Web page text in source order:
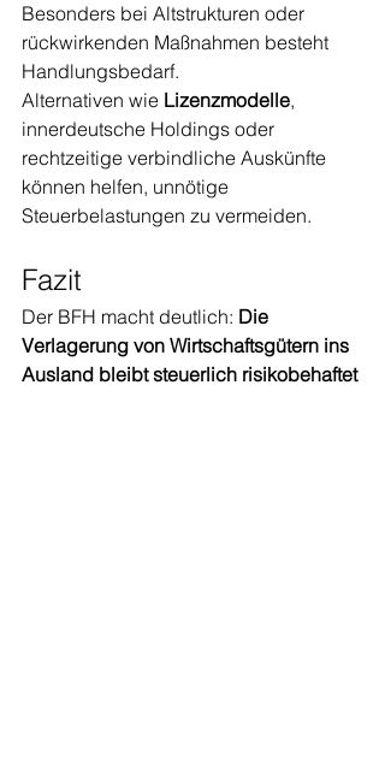
Besonders bei Altstrukturen oder
rückwirkenden Maßnahmen besteht
Handlungsbedarf.
Alternativen wie Lizenzmodelle,
innerdeutsche Holdings oder
rechtzeitige verbindliche Auskünfte
können helfen, unnötige
Steuerbelastungen zu vermeiden.
Fazit
Der BFH macht deutlich: Die
Verlagerung von Wirtschaftsgütern ins
Ausland bleibt steuerlich risikobehaftet